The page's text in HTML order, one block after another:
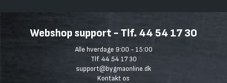
Webshop support - Tlf. 44 54 17 30
Alle hverdage 9:00 - 15:00
Tlf. 44 54 17 30
support@bygmaonline.dk
Kontakt os